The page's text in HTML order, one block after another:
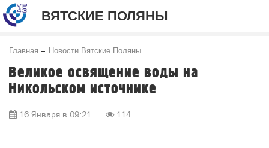
ВЯТСКИЕ ПОЛЯНЫ
Главная Новости Вятские Поляны
Великое освящение воды на
Никольском источнике
16 Января в 09:21 114